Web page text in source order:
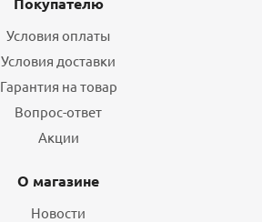
Условия оплаты
Условия доставки
Гарантия на товар
Вопрос-ответ
Акции
О магазине
Новости